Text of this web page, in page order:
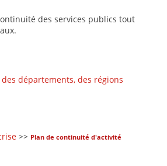
des services publics tout
départements, des régions
>> Plan de continuité d'activité